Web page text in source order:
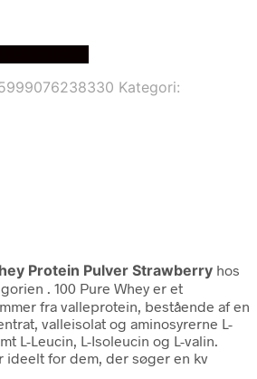
kr..
Kategori:
Protein Pulver Strawberry hos
. 100 Pure Whey er et
fra valleprotein, bestående af en
valleisolat og aminosyrerne L-
L-Leucin, L-Isoleucin og L-valin.
ideelt for dem, der søger en kv